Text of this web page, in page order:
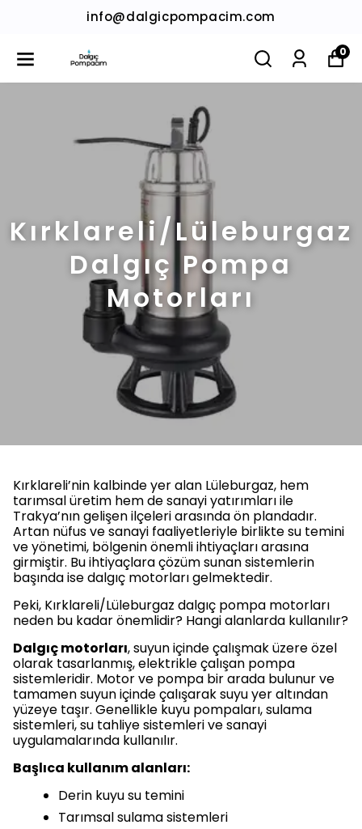
info@dalgicpompacim.com
0
Kırklareli/Lüleburgaz
Dalgıç Pompa
Motorları
Kırklareli’nin kalbinde yer alan Lüleburgaz, hem
tarımsal üretim hem de sanayi yatırımları ile
Trakya’nın gelişen ilçeleri arasında ön plandadır.
Artan nüfus ve sanayi faaliyetleriyle birlikte su temini
ve yönetimi, bölgenin önemli ihtiyaçları arasına
girmiştir. Bu ihtiyaçlara çözüm sunan sistemlerin
başında ise dalgıç motorları gelmektedir.
Peki, Kırklareli/Lüleburgaz dalgıç pompa motorları
neden bu kadar önemlidir? Hangi alanlarda kullanılır?
Dalgıç motorları, suyun içinde çalışmak üzere özel
olarak tasarlanmış, elektrikle çalışan pompa
sistemleridir. Motor ve pompa bir arada bulunur ve
tamamen suyun içinde çalışarak suyu yer altından
yüzeye taşır. Genellikle kuyu pompaları, sulama
sistemleri, su tahliye sistemleri ve sanayi
uygulamalarında kullanılır.
Başlıca kullanım alanları:
Derin kuyu su temini
Tarımsal sulama sistemleri